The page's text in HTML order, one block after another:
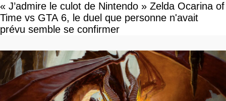
« J’admire le culot de Nintendo » Zelda Ocarina of
Time vs GTA 6, le duel que personne n'avait
prévu semble se confirmer